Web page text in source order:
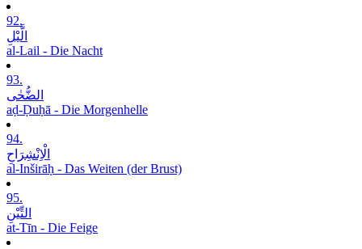
92.
الَّیْلِ
al-Lail - Die Nacht
93.
الضُّحٰی
aḍ-Ḍuḥā - Die Morgenhelle
94.
الْاِنْشِرَاحِ
al-Inširāḥ - Das Weiten (der Brust)
95.
التِّیْنِ
at-Tīn - Die Feige